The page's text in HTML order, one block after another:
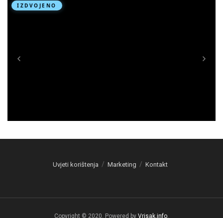
Uvjeti korištenja Marketing Kontakt
Copyright © 2020. Powered by Vrisak.info.